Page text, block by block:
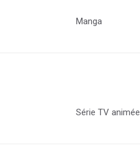
Manga
Série TV animée